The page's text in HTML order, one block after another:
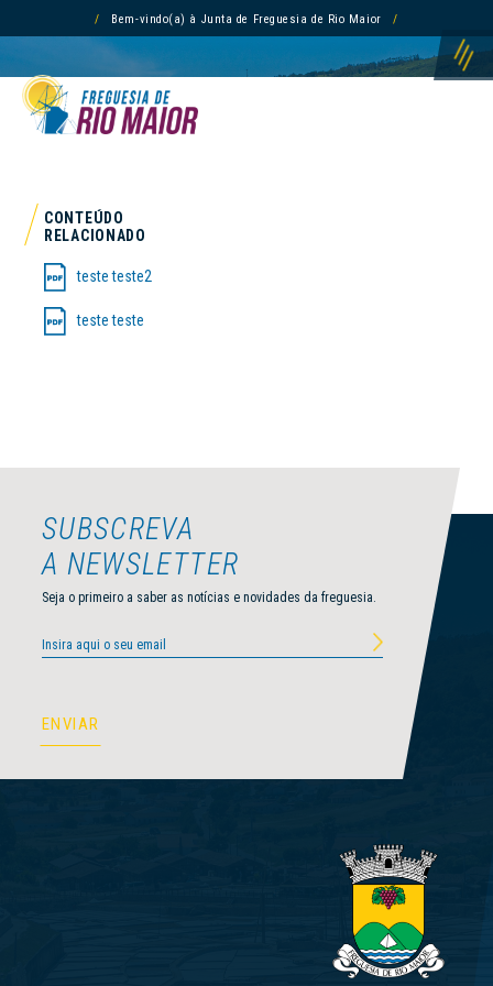
INÍCIO /
RELATÓRIO DE GESTÃO
/ Bem-vindo(a) à Junta de Freguesia de Rio Maior /
CONTEÚDO
RELACIONADO
teste teste2
teste teste
SUBSCREVA
A NEWSLETTER
Seja o primeiro a saber as notícias e novidades da freguesia.